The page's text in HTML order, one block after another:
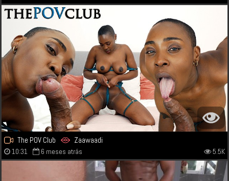
The POV Club Zaawaadi
10:31 6 meses atrás 5.5K